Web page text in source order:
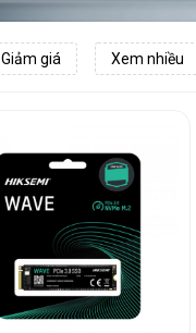
Giảm giá Xem nhiều